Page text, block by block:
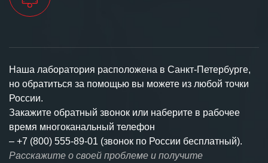
Наша лаборатория расположена в Санкт-Петербурге,
но обратиться за помощью вы можете из любой точки
России.
Закажите обратный звонок или наберите в рабочее
время многоканальный телефон
– +7 (800) 555-89-01 (звонок по России бесплатный).
Расскажите о своей проблеме и получите